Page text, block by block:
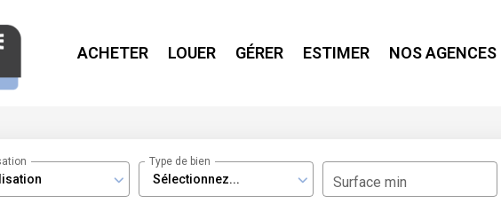
ACHETER LOUER GÉRER ESTIMER NOS AGENCES
Sélectionnez...
Type de bien
Surface min